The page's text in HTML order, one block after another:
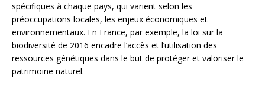
spécifiques à chaque pays, qui varient selon les
préoccupations locales, les enjeux économiques et
environnementaux. En France, par exemple, la loi sur la
biodiversité de 2016 encadre l’accès et l’utilisation des
ressources génétiques dans le but de protéger et valoriser le
patrimoine naturel.